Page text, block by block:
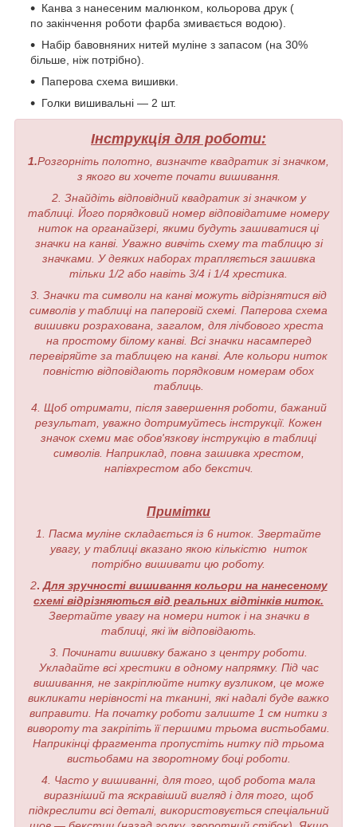
Канва з нанесеним малюнком, кольорова друк (
по закінчення роботи фарба змивається водою).
Набір бавовняних нитей муліне з запасом (на 30%
більше, ніж потрібно).
Паперова схема вишивки.
Голки вишивальні — 2 шт.
Інструкція для роботи:
1.Розгорніть полотно, визначте квадратик зі значком,
з якого ви хочете почати вишивання.
2. Знайдіть відповідний квадратик зі значком у
таблиці. Його порядковий номер відповідатиме номеру
ниток на органайзері, якими будуть зашиватися ці
значки на канві. Уважно вивчіть схему та таблицю зі
значками. У деяких наборах трапляється зашивка
тільки 1/2 або навіть 3/4 і 1/4 хрестика.
3. Значки та символи на канві можуть відрізнятися від
символів у таблиці на паперовій схемі. Паперова схема
вишивки розрахована, загалом, для лічбового хреста
на простому білому канві. Всі значки насамперед
перевіряйте за таблицею на канві. Але кольори ниток
повністю відповідають порядковим номерам обох
таблиць.
4. Щоб отримати, після завершення роботи, бажаний
результат, уважно дотримуйтесь інструкції. Кожен
значок схеми має обов'язкову інструкцію в таблиці
символів. Наприклад, повна зашивка хрестом,
напівхрестом або бекстич.
Примітки
1. Пасма муліне складається із 6 ниток. Звертайте
увагу, у таблиці вказано якою кількістю ниток
потрібно вишивати цю роботу.
2. Для зручності вишивання кольори на нанесеному
схемі відрізняються від реальних відтінків ниток.
Звертайте увагу на номери ниток і на значки в
таблиці, які їм відповідають.
3. Починати вишивку бажано з центру роботи.
Укладайте всі хрестики в одному напрямку. Під час
вишивання, не закріплюйте нитку вузликом, це може
викликати нерівності на тканині, які надалі буде важко
виправити. На початку роботи залиште 1 см нитки з
вивороту та закріпіть її першими трьома вистьобами.
Наприкінці фрагмента пропустіть нитку під трьома
вистьобами на зворотному боці роботи.
4. Часто у вишиванні, для того, щоб робота мала
виразніший та яскравіший вигляд і для того, щоб
підкреслити всі деталі, використовується спеціальний